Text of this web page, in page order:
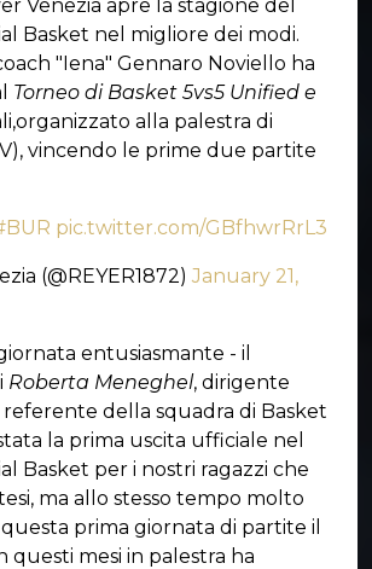
Venezia apre la stagione del
Basket nel migliore dei modi.
"Iena" Gennaro Noviello ha
Torneo di Basket 5vs5 Unified e
alla palestra di
vincendo le prime due partite
pic.twitter.com/GBfhwrRrL3
(@REYER1872) January 21,
entusiasmante - il
Roberta Meneghel, dirigente
della squadra di Basket
la prima uscita ufficiale nel
Basket per i nostri ragazzi che
ma allo stesso tempo molto
questa prima giornata di partite il
questi mesi in palestra ha